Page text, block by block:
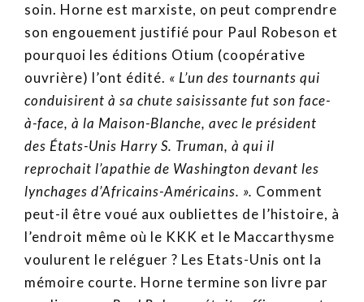
soin. Horne est marxiste, on peut comprendre
son engouement justifié pour Paul Robeson et
pourquoi les éditions Otium (coopérative
ouvrière) l’ont édité. « L’un des tournants qui
conduisirent à sa chute saisissante fut son face-
à-face, à la Maison-Blanche, avec le président
des États-Unis Harry S. Truman, à qui il
reprochait l’apathie de Washington devant les
lynchages d’Africains-Américains. ». Comment
peut-il être voué aux oubliettes de l’histoire, à
l’endroit même où le KKK et le Maccarthysme
voulurent le reléguer ? Les Etats-Unis ont la
mémoire courte. Horne termine son livre par